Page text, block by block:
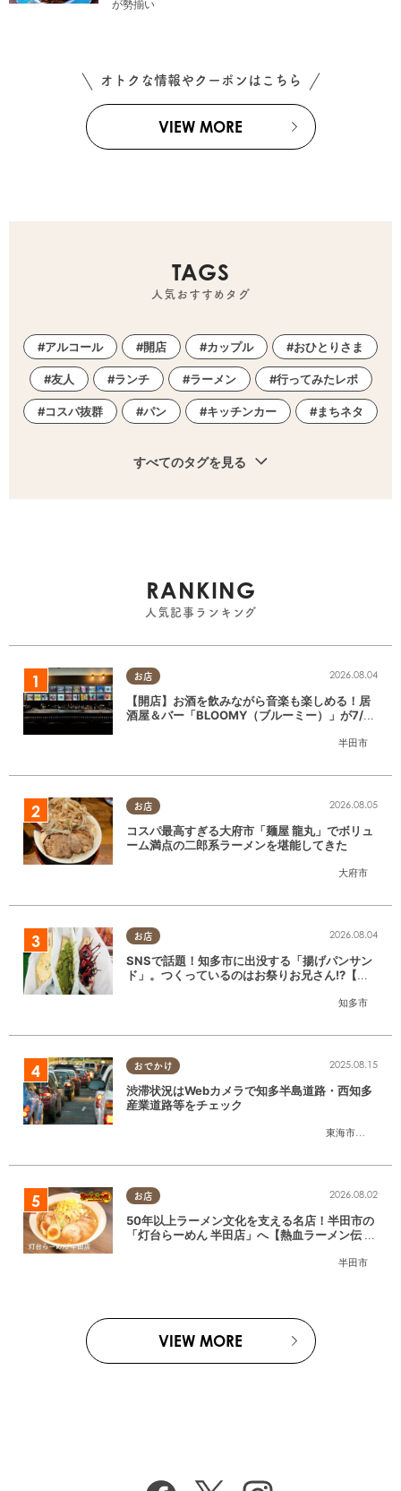
が勢揃い
オトクな情報やクーポンはこちら
VIEW MORE
TAGS
人気おすすめタグ
アルコール 開店 カップル おひとりさま
友人 ランチ ラーメン 行ってみたレポ
コスパ抜群 パン キッチンカー まちネタ
すべてのタグを見る
RANKING
人気記事ランキング
お店
半田市
2026.08.04
【開店】お酒を飲みながら音楽も楽しめる！居
酒屋＆バー「BLOOMY（ブルーミー）」が7/3
お店
大府市
2026.08.05
コスパ最高すぎる大府市「麺屋 龍丸」でボリュ
ーム満点の二郎系ラーメンを堪能してきた
お店
知多市
2026.08.04
SNSで話題！知多市に出没する「揚げパンサン
ド」。つくっているのはお祭りお兄さん!?【ち
おでかけ
東海市大府市
2025.08.15
渋滞状況はWebカメラで知多半島道路・西知多
産業道路等をチェック
お店
半田市
2026.08.02
50年以上ラーメン文化を支える名店！半田市の
「灯台らーめん 半田店」へ【熱血ラーメン伝 8
VIEW MORE